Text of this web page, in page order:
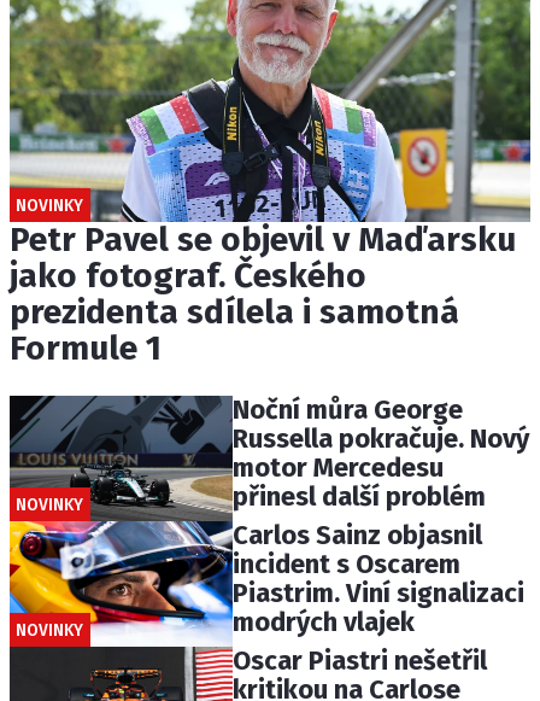
NOVINKY
Petr Pavel se objevil v Maďarsku
jako fotograf. Českého
prezidenta sdílela i samotná
Formule 1
NOVINKY
Noční můra George
Russella pokračuje. Nový
motor Mercedesu
přinesl další problém
NOVINKY
Carlos Sainz objasnil
incident s Oscarem
Piastrim. Viní signalizaci
modrých vlajek
Oscar Piastri nešetřil
kritikou na Carlose